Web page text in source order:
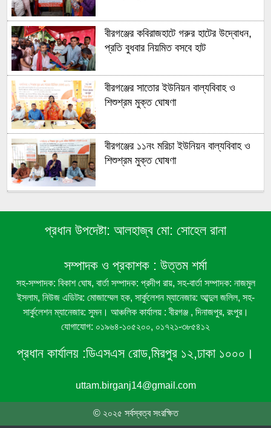
বীরগঞ্জের কবিরাজহাটে গরুর হাটের উদ্বোধন,
প্রতি বুধবার নিয়মিত বসবে হাট
বীরগঞ্জের সাতোর ইউনিয়ন বাল্যবিবাহ ও
শিশুশ্রম মুক্ত ঘোষণা
বীরগঞ্জের ১১নং মরিচা ইউনিয়ন বাল্যবিবাহ ও
শিশুশ্রম মুক্ত ঘোষণা
বীরগঞ্জে লাউগাছের জাঙ্গি কাটার অভিযোগ
বীরগঞ্জে গ্রাম বাংলার ঐতিহ্যবাহী ‘সাপ দিয়ে
পাতা’ খেলা অনুষ্ঠিত
বীরগঞ্জে সন্ত্রাসী হামলার প্রতিবাদে মানববন্ধন,
প্রধান উপদেষ্টা: আলহাজ্ব মো: সোহেল রানা
সম্পাদক ও প্রকাশক : উত্তম শর্মা
সহ-সম্পাদক: বিকাশ ঘোষ, বার্তা সম্পাদক: প্রদীপ রায়, সহ-বার্তা সম্পাদক: নাজমুল
ইসলাম, নিউজ এডিটর: মোজাম্মেল হক, সার্কুলেশন ম্যানেজার: আব্দুল জলিল, সহ-
সার্কুলেশন ম্যানেজার: সুমন। আঞ্চলিক কার্যালয় : বীরগঞ্জ , দিনাজপুর, রংপুর।
যোগাযোগ: ০১৯৬৪-১০৫২০০, ০১৭২১-৩৮৫৪১২
প্রধান কার্যালয় :ডিএসএস রোড,মিরপুর ১২,ঢাকা ১০০০।
uttam.birganj14@gmail.com
© ২০২৫ সর্বস্বত্ব সংরক্ষিত